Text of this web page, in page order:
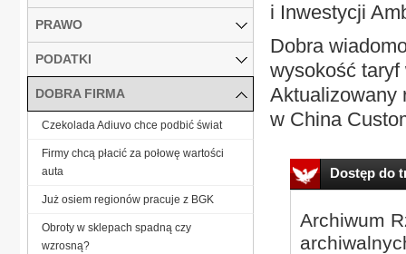
i Inwestycji
Dobra
wysokość
Aktualizowany
w China
Dostęp do
Archiwum
PRAWO
PODATKI
DOBRA FIRMA
Czekolada Adiuvo chce podbić świat
Firmy chcą płacić za połowę wartości
auta
Już osiem regionów pracuje z BGK
Obroty w sklepach spadną czy
wzrosną?